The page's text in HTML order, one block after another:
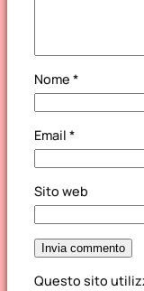
Nome *
Email *
Sito web
Questo sito